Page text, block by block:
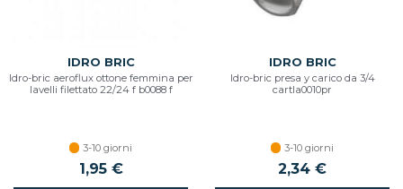
IDRO BRIC
Idro-bric aeroflux ottone femmina per
lavelli filettato 22/24 f b0088 f
3-10 giorni
1,95 €
IDRO BRIC
Idro-bric presa y carico da 3/4
cartla0010pr
3-10 giorni
2,34 €